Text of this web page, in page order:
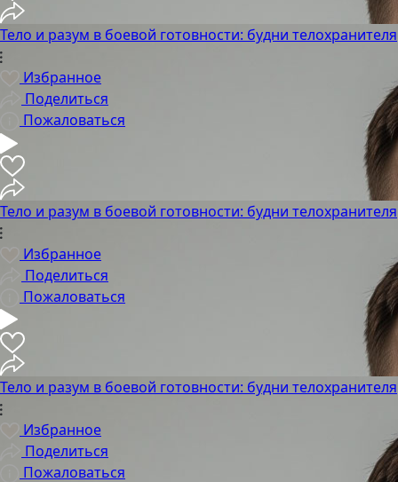
Тело и разум в боевой готовности: будни телохранителя
Избранное
Поделиться
Пожаловаться
Тело и разум в боевой готовности: будни телохранителя
Избранное
Поделиться
Пожаловаться
Тело и разум в боевой готовности: будни телохранителя
Избранное
Поделиться
Пожаловаться